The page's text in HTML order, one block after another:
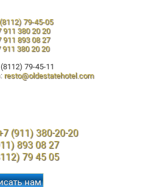
79-45-05
911 380 20 20
911 893 08 27
911 380 20 20
79-45-11
resto@oldestatehotel.com
(911) 380-20-20
893 08 27
79 45 05
нам